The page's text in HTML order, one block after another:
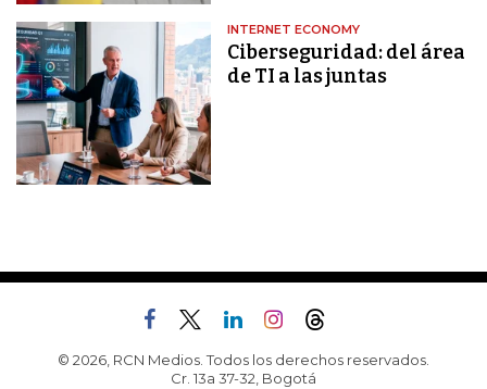
INTERNET ECONOMY
Ciberseguridad: del área
de TI a las juntas
© 2026, RCN Medios. Todos los derechos reservados.
Cr. 13a 37-32, Bogotá